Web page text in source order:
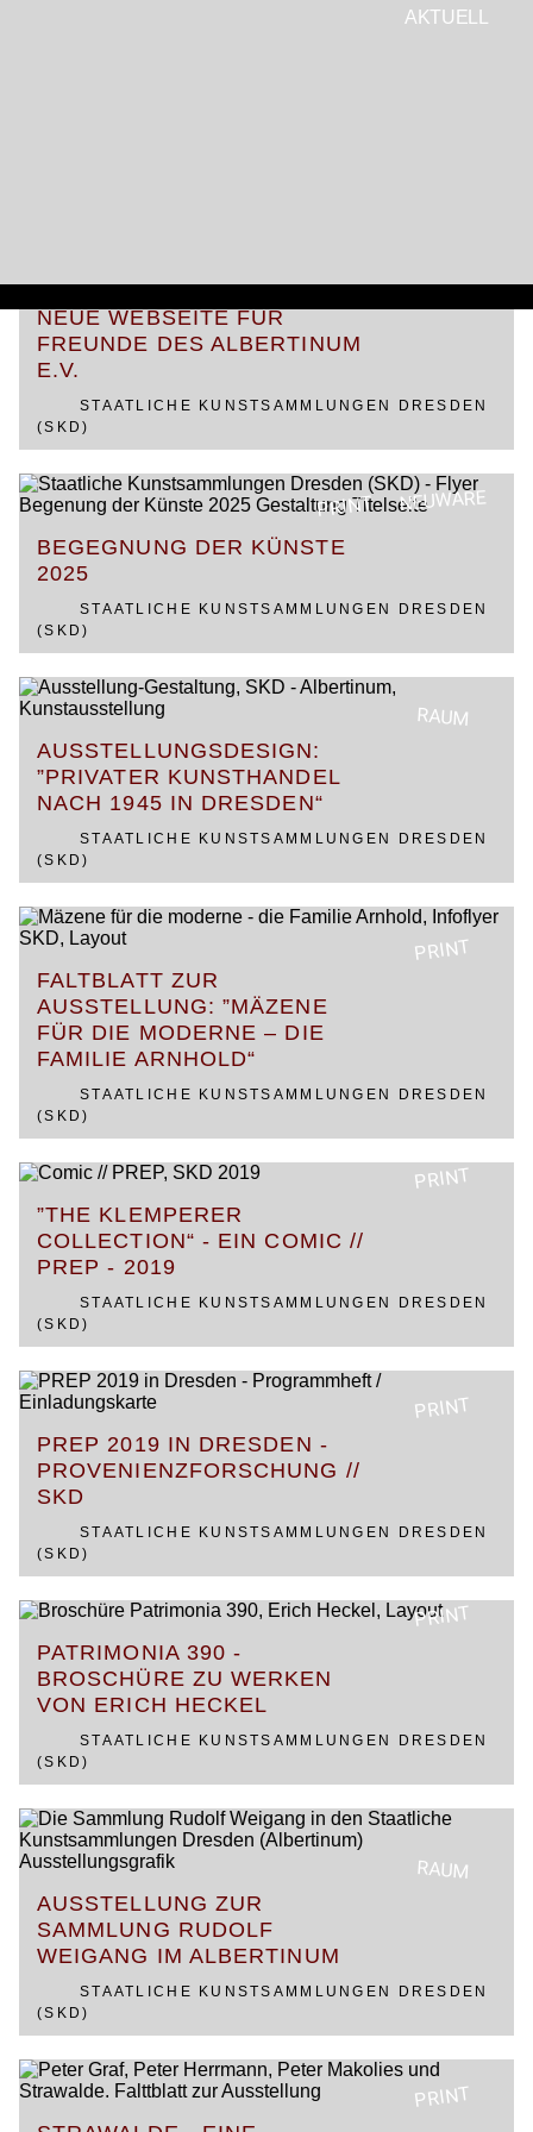
AKTUELL
WEB
NEUE WEBSEITE FÜR
FREUNDE DES ALBERTINUM
E.V.
STAATLICHE KUNSTSAMMLUNGEN DRESDEN
(SKD)
PRINT NEUWARE
BEGEGNUNG DER KÜNSTE
2025
STAATLICHE KUNSTSAMMLUNGEN DRESDEN
(SKD)
RAUM
AUSSTELLUNGSDESIGN:
”PRIVATER KUNSTHANDEL
NACH 1945 IN DRESDEN“
STAATLICHE KUNSTSAMMLUNGEN DRESDEN
(SKD)
PRINT
FALTBLATT ZUR
AUSSTELLUNG: ”MÄZENE
FÜR DIE MODERNE – DIE
FAMILIE ARNHOLD“
STAATLICHE KUNSTSAMMLUNGEN DRESDEN
(SKD)
PRINT
”THE KLEMPERER
COLLECTION“ - EIN COMIC //
PREP - 2019
STAATLICHE KUNSTSAMMLUNGEN DRESDEN
(SKD)
PRINT
PREP 2019 IN DRESDEN -
PROVENIENZFORSCHUNG //
SKD
STAATLICHE KUNSTSAMMLUNGEN DRESDEN
(SKD)
PRINT
PATRIMONIA 390 -
BROSCHÜRE ZU WERKEN
VON ERICH HECKEL
STAATLICHE KUNSTSAMMLUNGEN DRESDEN
(SKD)
RAUM
AUSSTELLUNG ZUR
SAMMLUNG RUDOLF
WEIGANG IM ALBERTINUM
STAATLICHE KUNSTSAMMLUNGEN DRESDEN
(SKD)
PRINT